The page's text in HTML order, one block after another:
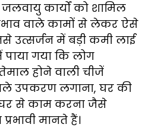
कार्यों को शामिल
वाले कामों से लेकर ऐसे
उत्सर्जन में बड़ी कमी लाई
गया कि लोग
होने वाली चीजें
उपकरण लगाना, घर की
से काम करना जैसे
मानते हैं।